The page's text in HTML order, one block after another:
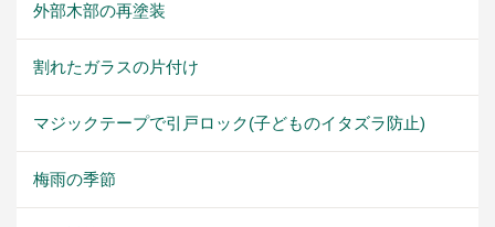
外部木部の再塗装
割れたガラスの片付け
マジックテープで引戸ロック(子どものイタズラ防止)
梅雨の季節